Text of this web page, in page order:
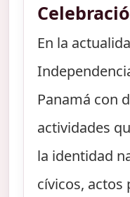
En la
Panamá con
actividades
la identidad
cívicos, actos